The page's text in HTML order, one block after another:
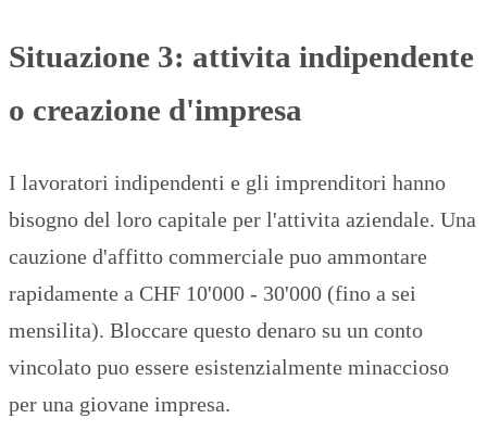
Situazione 3: attivita indipendente
o creazione d'impresa
I lavoratori indipendenti e gli imprenditori hanno
bisogno del loro capitale per l'attivita aziendale. Una
cauzione d'affitto commerciale puo ammontare
rapidamente a CHF 10'000 - 30'000 (fino a sei
mensilita). Bloccare questo denaro su un conto
vincolato puo essere esistenzialmente minaccioso
per una giovane impresa.